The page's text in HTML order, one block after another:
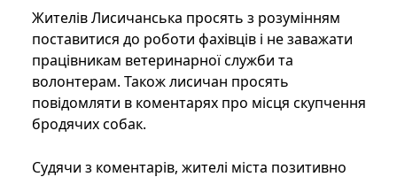
Жителів Лисичанська просять з розумінням
поставитися до роботи фахівців і не заважати
працівникам ветеринарної служби та
волонтерам. Також лисичан просять
повідомляти в коментарях про місця скупчення
бродячих собак.
Судячи з коментарів, жителі міста позитивно